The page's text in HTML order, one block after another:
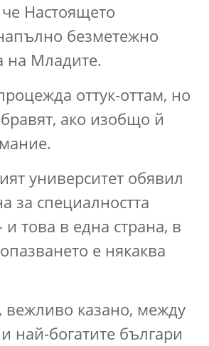
Настоящето
безметежно
на Младите.
оттук-оттам, но
ако изобщо й
университет обявил
за специалността
това в една страна, в
е някаква
вежливо казано, между
най-богатите българи